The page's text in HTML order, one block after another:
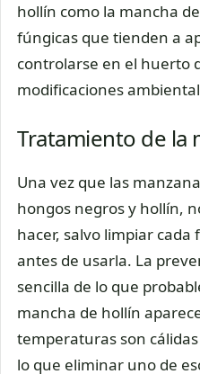
hollín como la mancha
fúngicas que tienden a
controlarse en el huerto
modificaciones
Tratamiento de la
Una vez que las
hongos negros y hollín,
hacer, salvo limpiar
antes de usarla. La
sencilla de lo que
mancha de hollín
temperaturas son
lo que eliminar uno de